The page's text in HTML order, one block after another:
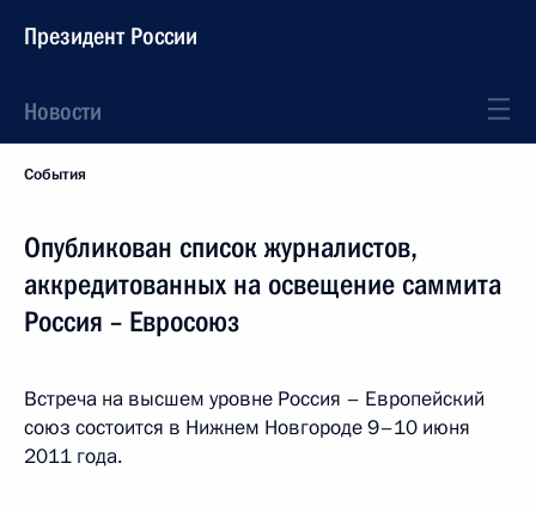
Президент России
Новости
События
Опубликован список журналистов,
аккредитованных на освещение саммита
Россия – Евросоюз
Встреча на высшем уровне Россия – Европейский
союз состоится в Нижнем Новгороде 9–10 июня
2011 года.